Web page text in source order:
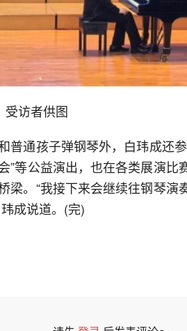
受访者供图
普通孩子弹钢琴外，白玮成还
”等公益演出，也在各类展演比
梁。“我接下来会继续往钢琴演
成说道。(完)